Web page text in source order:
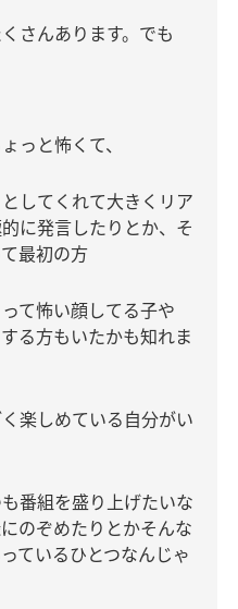
さんあります。でも
っと怖くて、
してくれて大きくリア
に発言したりとか、そ
最初の方
て怖い顔してる子や
る方もいたかも知れま
楽しめている自分がい
番組を盛り上げたいな
のぞめたりとかそんな
ているひとつなんじゃ